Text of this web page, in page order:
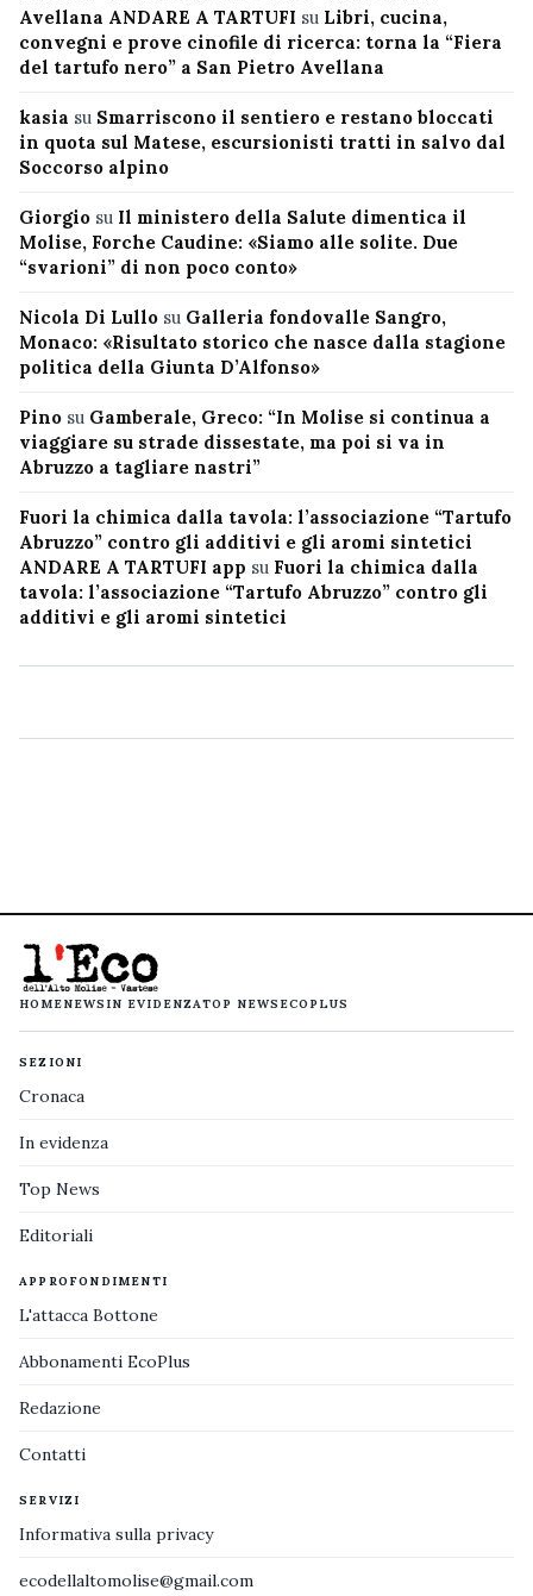
Avellana ANDARE A TARTUFI su Libri, cucina,
convegni e prove cinofile di ricerca: torna la “Fiera
del tartufo nero” a San Pietro Avellana
kasia su Smarriscono il sentiero e restano bloccati
in quota sul Matese, escursionisti tratti in salvo dal
Soccorso alpino
Giorgio su Il ministero della Salute dimentica il
Molise, Forche Caudine: «Siamo alle solite. Due
“svarioni” di non poco conto»
Nicola Di Lullo su Galleria fondovalle Sangro,
Monaco: «Risultato storico che nasce dalla stagione
politica della Giunta D’Alfonso»
Pino su Gamberale, Greco: “In Molise si continua a
viaggiare su strade dissestate, ma poi si va in
Abruzzo a tagliare nastri”
Fuori la chimica dalla tavola: l’associazione “Tartufo
Abruzzo” contro gli additivi e gli aromi sintetici
ANDARE A TARTUFI app su Fuori la chimica dalla
tavola: l’associazione “Tartufo Abruzzo” contro gli
additivi e gli aromi sintetici
HOMENEWS IN EVIDENZATOP NEWS ECOPLUS
SEZIONI
Cronaca
In evidenza
Top News
Editoriali
APPROFONDIMENTI
L'attacca Bottone
Abbonamenti EcoPlus
Redazione
Contatti
SERVIZI
Informativa sulla privacy
ecodellaltomolise@gmail.com